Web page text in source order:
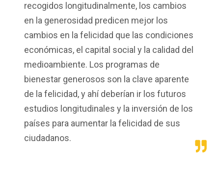
recogidos longitudinalmente, los cambios
en la generosidad predicen mejor los
cambios en la felicidad que las condiciones
económicas, el capital social y la calidad del
medioambiente. Los programas de
bienestar generosos son la clave aparente
de la felicidad, y ahí deberían ir los futuros
estudios longitudinales y la inversión de los
países para aumentar la felicidad de sus
ciudadanos.